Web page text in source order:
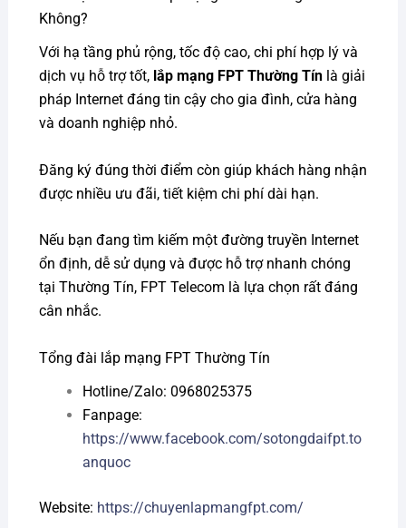
Không?
Với hạ tầng phủ rộng, tốc độ cao, chi phí hợp lý và
dịch vụ hỗ trợ tốt, lắp mạng FPT Thường Tínlà giải
pháp Internet đáng tin cậy cho gia đình, cửa hàng
và doanh nghiệp nhỏ.
Đăng ký đúng thời điểm còn giúp khách hàng nhận
được nhiều ưu đãi, tiết kiệm chi phí dài hạn.
Nếu bạn đang tìm kiếm một đường truyền Internet
ổn định, dễ sử dụng và được hỗ trợ nhanh chóng
tại Thường Tín, FPT Telecom là lựa chọn rất đáng
cân nhắc.
Tổng đài lắp mạng FPT Thường Tín
Hotline/Zalo: 0968025375
Fanpage:
https://www.facebook.com/sotongdaifpt.to
anquoc
Website: https://chuyenlapmangfpt.com/